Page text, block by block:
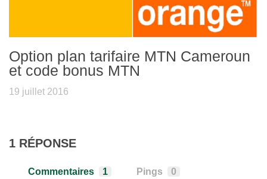
Option plan tarifaire MTN Cameroun
et code bonus MTN
19 juillet 2016
1 RÉPONSE
Commentaires 1 Pings 0